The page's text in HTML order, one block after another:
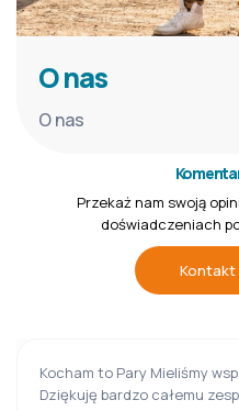
O nas
O nas
Przekaż nam swoją
doświadczeniach
Kontakt
Kocham to Pary Mieliśmy
Dziękuję bardzo całemu